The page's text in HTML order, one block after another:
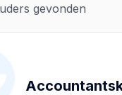
gevonden